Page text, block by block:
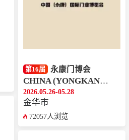
第16届 永康门博会
CHINA (YONGKANG) DOOR INDUSTRY EXPO
2026.05.26-05.28
金华市
72057人浏览